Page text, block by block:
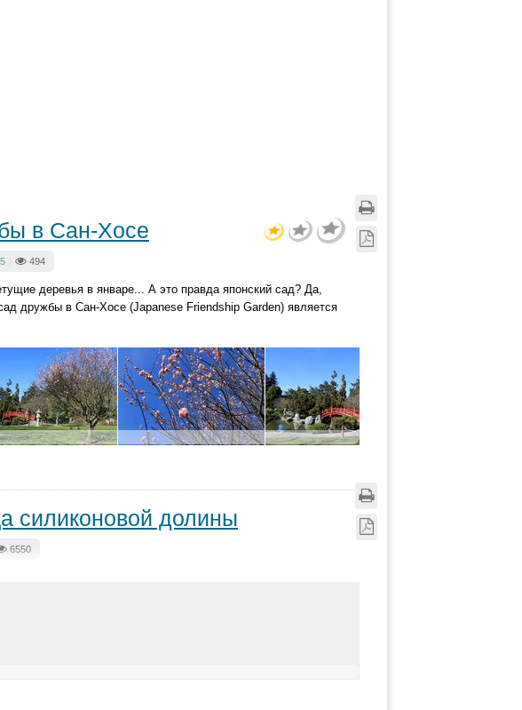
в Сан-Хосе
494
деревья в январе... А это правда японский сад? Да,
дружбы в Сан-Хосе (Japanese Friendship Garden) является
силиконовой долины
6550